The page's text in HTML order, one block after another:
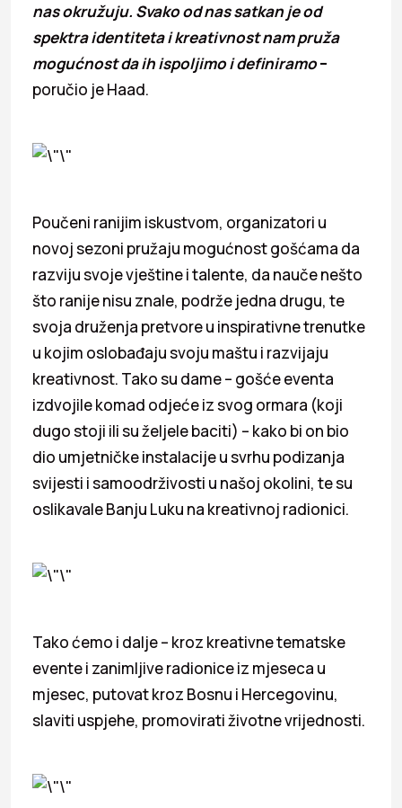
nas okružuju. Svako od nas satkan je od
spektra identiteta i kreativnost nam pruža
mogućnost da ih ispoljimo i definiramo–
poručio je Haad.
Poučeni ranijim iskustvom, organizatori u
novoj sezoni pružaju mogućnost gošćama da
razviju svoje vještine i talente, da nauče nešto
što ranije nisu znale, podrže jedna drugu, te
svoja druženja pretvore u inspirativne trenutke
u kojim oslobađaju svoju maštu i razvijaju
kreativnost. Tako su dame – gošće eventa
izdvojile komad odjeće iz svog ormara (koji
dugo stoji ili su željele baciti) – kako bi on bio
dio umjetničke instalacije u svrhu podizanja
svijesti i samoodrživosti u našoj okolini, te su
oslikavale Banju Luku na kreativnoj radionici.
Tako ćemo i dalje – kroz kreativne tematske
evente i zanimljive radionice iz mjeseca u
mjesec, putovat kroz Bosnu i Hercegovinu,
slaviti uspjehe, promovirati životne vrijednosti.